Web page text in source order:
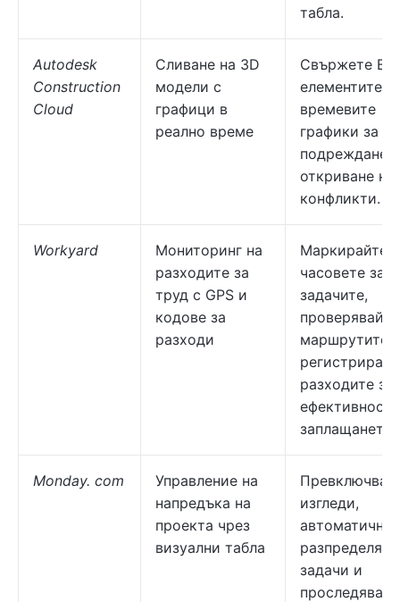
табла.
Autodesk
Construction
Cloud
Сливане на 3D
модели с
графици в
реално време
Свържете
елементите с
времевите
графики за
подреждане и
откриване на
конфликти.
Workyard
Мониторинг на
разходите за
труд с GPS и
кодове за
разходи
Маркирайте
часовете за
задачите,
проверявайте
маршрутите
разходите за
ефективност
заплащането.
Monday. com
Управление на
напредъка на
проекта чрез
визуални табла
изгледи,
автоматично
задачи и